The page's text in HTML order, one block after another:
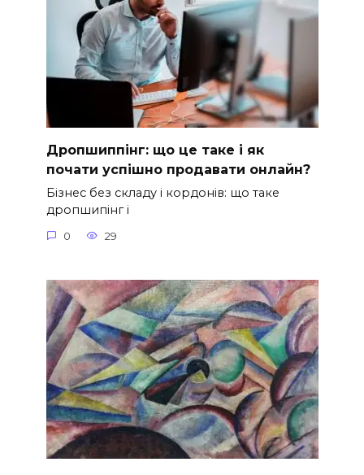
Дропшиппінг: що це таке і як
почати успішно продавати онлайн?
Бізнес без складу і кордонів: що таке
дропшипінг і
0 29